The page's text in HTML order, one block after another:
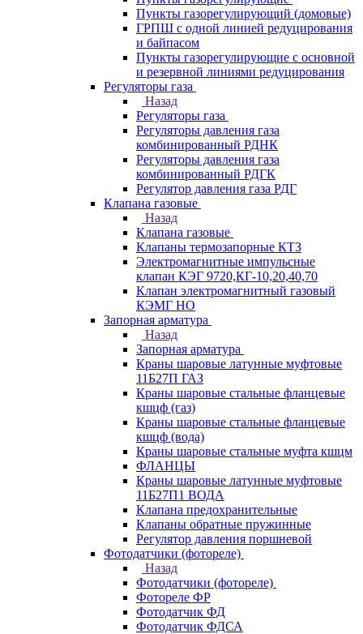
Пункты газорегулирующий (домовые)
ГРПШ с одной линией редуцирования
и байпасом
Пункты газорегулирующие с основной
и резервной линиями редуцирования
Регуляторы газа
Назад
Регуляторы газа
Регуляторы давления газа
комбинированный РДНК
Регуляторы давления газа
комбинированный РДГК
Регулятор давления газа РДГ
Клапана газовые
Назад
Клапана газовые
Клапаны термозапорные КТЗ
Электромагнитные импульсные
клапан КЭГ 9720,КГ-10,20,40,70
Клапан электромагнитный газовый
КЭМГ НО
Запорная арматура
Назад
Запорная арматура
Краны шаровые латунные муфтовые
11Б27П ГАЗ
Краны шаровые стальные фланцевые
кшцф (газ)
Краны шаровые стальные фланцевые
кшцф (вода)
Краны шаровые стальные муфта кшцм
ФЛАНЦЫ
Краны шаровые латунные муфтовые
11Б27П1 ВОДА
Клапана предохранительные
Клапаны обратные пружинные
Регулятор давления поршневой
Фотодатчики (фотореле)
Назад
Фотодатчики (фотореле)
Фотореле ФР
Фотодатчик ФД
Фотодатчик ФДСА